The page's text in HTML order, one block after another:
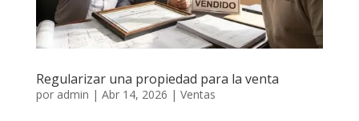
Regularizar una propiedad para la venta
por admin | Abr 14, 2026 | Ventas